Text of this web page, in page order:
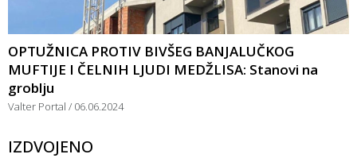
OPTUŽNICA PROTIV BIVŠEG BANJALUČKOG
MUFTIJE I ČELNIH LJUDI MEDŽLISA: Stanovi na
groblju
Valter Portal 06.06.2024
IZDVOJENO